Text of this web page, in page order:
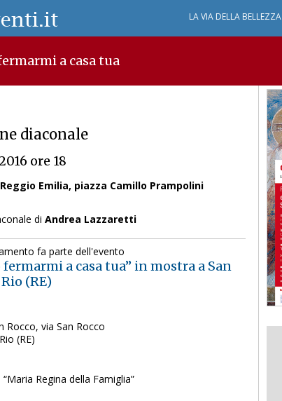
LA VIA DELLA BELLEZZA
a casa tua
diaconale
ore 18
Emilia, piazza Camillo Prampolini
di Andrea Lazzaretti
fa parte dell'evento
fermarmi a casa tua” in mostra a San
(RE)
Rocco, via San Rocco
(RE)
Regina della Famiglia”